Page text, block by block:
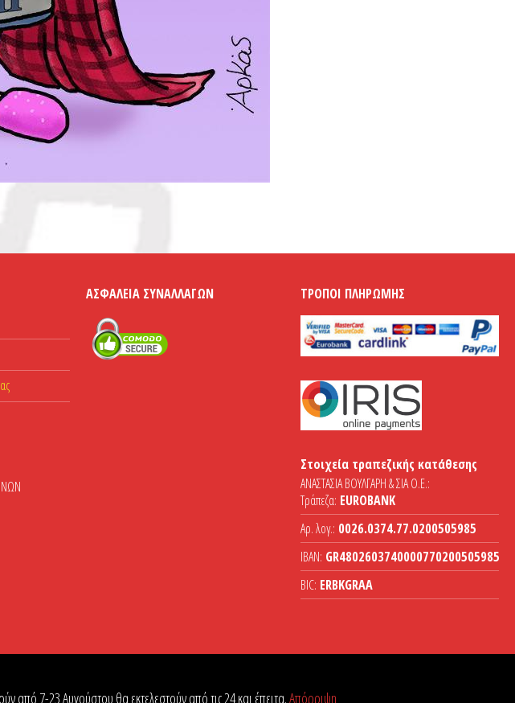
από 7-23 Αυγούστου θα εκτελεστούν από τις 24 και έπειτα.Απόρριψη
ΑΣΦΆΛΕΙΑ ΣΥΝΑΛΛΑΓΏΝ ΤΡΌΠΟΙ ΠΛΗΡΩΜΉΣ
Στοιχεία τραπεζικής κατάθεσης
ΑΝΑΣΤΑΣΙΑ ΒΟΥΛΓΑΡΗ & ΣΙΑ Ο.Ε.:
Τράπεζα: EUROBANK
Αρ. λογ.: 0026.0374.77.0200505985
IBAN: GR4802603740000770200505985
BIC: ERBKGRAA